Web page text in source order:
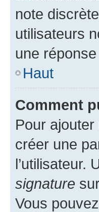
note
utilisateurs
une
Haut
Comment
Pour
créer une
l’utilisateur.
signature
Vous